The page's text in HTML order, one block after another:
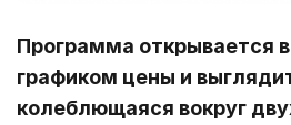
Программа открывается
графиком цены и
колеблющаяся вокруг